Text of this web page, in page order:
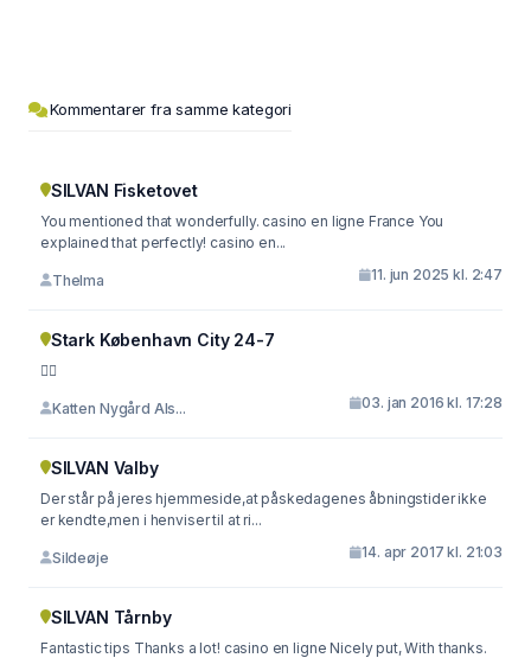
Kommentarer fra samme kategori
SILVAN Fisketovet
You mentioned that wonderfully. casino en ligne France You
explained that perfectly! casino en...
Thelma 11. jun 2025 kl. 2:47
Stark København City 24-7
👍🏼
Katten Nygård Als... 03. jan 2016 kl. 17:28
SILVAN Valby
Der står på jeres hjemmeside,at påskedagenes åbningstider ikke
er kendte,men i henviser til at ri...
Sildeøje 14. apr 2017 kl. 21:03
SILVAN Tårnby
Fantastic tips Thanks a lot! casino en ligne Nicely put, With thanks.